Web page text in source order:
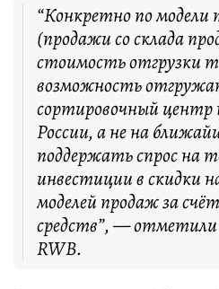
“Конкретно по модели
(продажи со склада
стоимость отгрузки
возможность
сортировочный
России, а не на
поддержать спрос на
инвестиции в скидки
моделей продаж за
средств”, — отметили
RWB.